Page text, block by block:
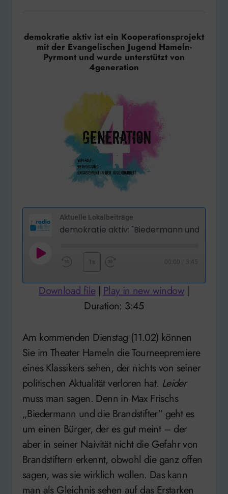
demokratie aktiv ist ein Kooperationsprojekt
mit der Evangelischen Jugend Hameln-
Pyrmont und wurde unterstützt von
4generation
Aktuelle Lokalbeiträge
Play
10
Seconds
1x
Forward
00:00 3:45
Download file| Play in new window|
Duration: 3:45
Am kommenden Dienstag (11.02) können
Sie im Theater Hameln die Tourneepremiere
eines Klassikers sehen, der nichts von seiner
politischen Aktualität verloren hat. Leider
muss man sagen. Denn in Max Frischs
„Biedermann und die Brandstifter“ geht es
um einen Bürger, der es gut meint – der
aber in seiner Naivität nicht die Gefahr von
Brandstiftern erkennt, obwohl die ganz offen
sagen, was sie wirklich wollen. Das kann
man als Gleichnis sehen auf das Erstarken